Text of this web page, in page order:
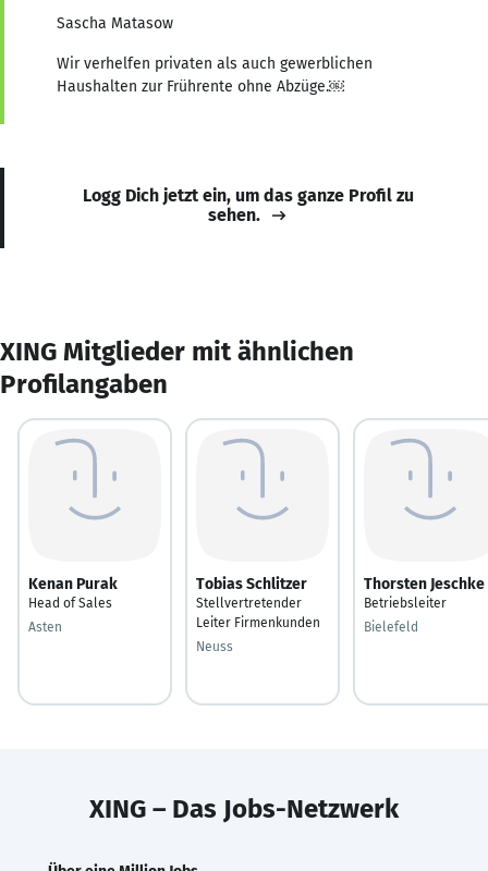
Sascha Matasow
Wir verhelfen privaten als auch gewerblichen
Haushalten zur Frührente ohne Abzüge.￼
Logg Dich jetzt ein, um das ganze Profil zu
sehen.
XING Mitglieder mit ähnlichen
Profilangaben
Kenan Purak
Head of Sales
Asten
Tobias Schlitzer
Stellvertretender
Leiter Firmenkunden
Neuss
Thorsten Jeschke
Betriebsleiter
Bielefeld
XING – Das Jobs-Netzwerk